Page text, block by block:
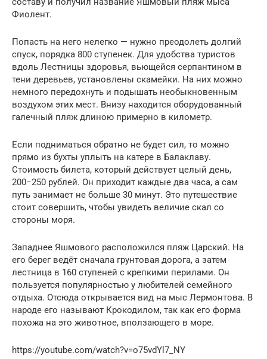
Фиолент.
Попасть на него нелегко — нужно преодолеть долгий
спуск, порядка 800 ступенек. Для удобства туристов
вдоль Лестницы здоровья, вьющейся серпантином в
тени деревьев, установлены скамейки. На них можно
немного передохнуть и подышать необыкновенным
воздухом этих мест. Внизу находится оборудованный
галечный пляж длиною примерно в километр.
Если подниматься обратно не будет сил, то можно
прямо из бухты уплыть на катере в Балаклаву.
Стоимость билета, который действует целый день,
200−250 рублей. Он приходит каждые два часа, а сам
путь занимает не больше 30 минут. Это путешествие
стоит совершить, чтобы увидеть величие скал со
стороны моря.
Западнее Яшмового расположился пляж Царский. На
его берег ведёт сначала грунтовая дорога, а затем
лестница в 160 ступеней с крепкими перилами. Он
пользуется популярностью у любителей семейного
отдыха. Отсюда открывается вид на мыс Лермонтова. В
народе его называют Крокодилом, так как его форма
похожа на это животное, вползающего в море.
https://youtube.com/watch?v=o75vdYl7_NY